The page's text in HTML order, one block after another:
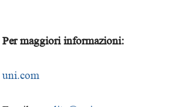
Per maggiori informazioni:
uni.com